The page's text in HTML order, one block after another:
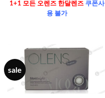
1+1 모든 오렌즈 한달렌즈쿠폰사
용 불가
sale